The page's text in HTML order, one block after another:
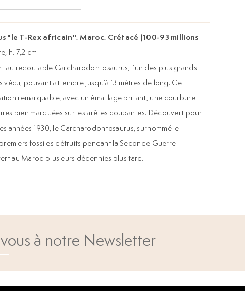
"le T-Rex africain", Maroc, Crétacé (100-93 millions
h. 7,2 cm
au redoutable Carcharodontosaurus, l’un des plus grands
vécu, pouvant atteindre jusqu’à 13 mètres de long. Ce
remarquable, avec un émaillage brillant, une courbure
bien marquées sur les arêtes coupantes. Découvert pour
années 1930, le Carcharodontosaurus, surnommé le
premiers fossiles détruits pendant la Seconde Guerre
au Maroc plusieurs décennies plus tard.
à notre Newsletter